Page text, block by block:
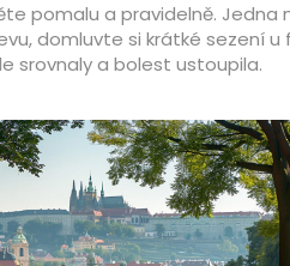
pomalu a pravidelně.
domluvte si krátké sezení
srovnaly a bolest ustoupila.